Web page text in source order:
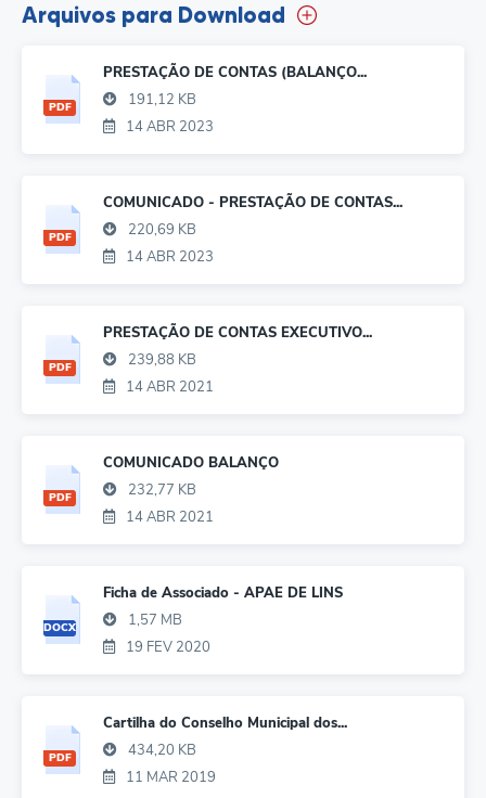
Arquivos para Download
PDF
PRESTAÇÃO DE CONTAS (BALANÇO...
191,12 KB
14 ABR 2023
PDF
COMUNICADO - PRESTAÇÃO DE CONTAS...
220,69 KB
14 ABR 2023
PDF
PRESTAÇÃO DE CONTAS EXECUTIVO...
239,88 KB
14 ABR 2021
PDF
COMUNICADO BALANÇO
232,77 KB
14 ABR 2021
DOCX
Ficha de Associado - APAE DE LINS
1,57 MB
19 FEV 2020
PDF
Cartilha do Conselho Municipal dos...
434,20 KB
11 MAR 2019